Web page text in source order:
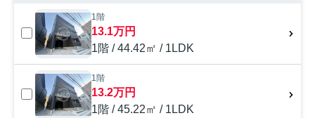
1階
13.1万円
1階 / 44.42㎡ / 1LDK
1階
13.2万円
1階 / 45.22㎡ / 1LDK